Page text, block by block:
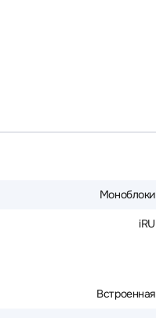
Моноблоки
iRU
Встроенная